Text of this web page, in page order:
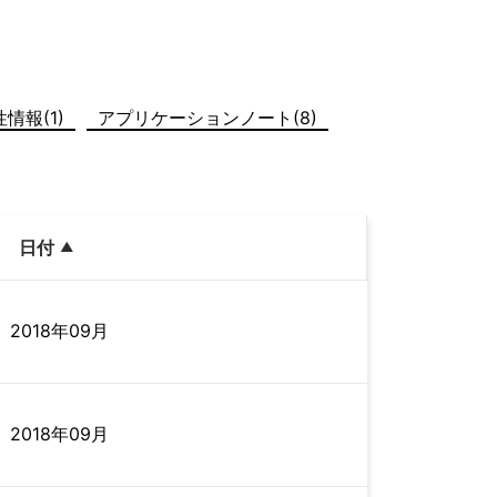
情報(1) アプリケーションノート(8)
日付
2018年09月
2018年09月